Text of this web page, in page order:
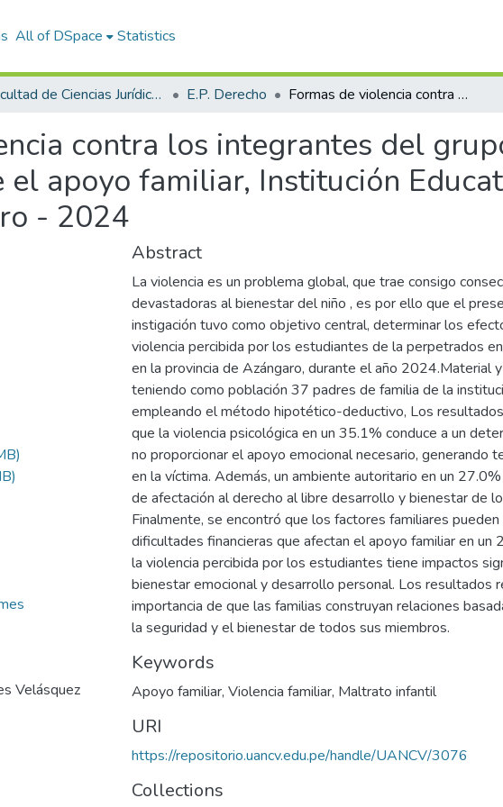
All of DSpace Statistics
Facultad de Ciencias Jurídicas y Políticas E.P. Derecho Formas de violencia contra los integrantes del grupo familiar en edad escolar durante el apoyo familiar, Institución Educativa Primaria N° 72052, Azángaro - 2024
contra los integrantes del
apoyo familiar, Institución
- 2024
Velásquez
Abstract
La violencia es un problema global, que trae consigo
devastadoras al bienestar del niño , es por ello que el
instigación tuvo como objetivo central, determinar los
violencia percibida por los estudiantes de la perpetrados
en la provincia de Azángaro, durante el año 2024.Material
teniendo como población 37 padres de familia de la
empleando el método hipotético-deductivo, Los
que la violencia psicológica en un 35.1% conduce a un
no proporcionar el apoyo emocional necesario, generando
en la víctima. Además, un ambiente autoritario en un
de afectación al derecho al libre desarrollo y bienestar de
Finalmente, se encontró que los factores familiares pueden
dificultades financieras que afectan el apoyo familiar en un
la violencia percibida por los estudiantes tiene impactos
bienestar emocional y desarrollo personal. Los resultados
importancia de que las familias construyan relaciones
la seguridad y el bienestar de todos sus miembros.
Keywords
Apoyo familiar, Violencia familiar, Maltrato infantil
URI
https://repositorio.uancv.edu.pe/handle/UANCV/3076
Collections